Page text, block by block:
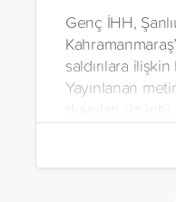
Genç İHH,
saldırılara
Yayınlanan
duyulan üzüntü
gereken